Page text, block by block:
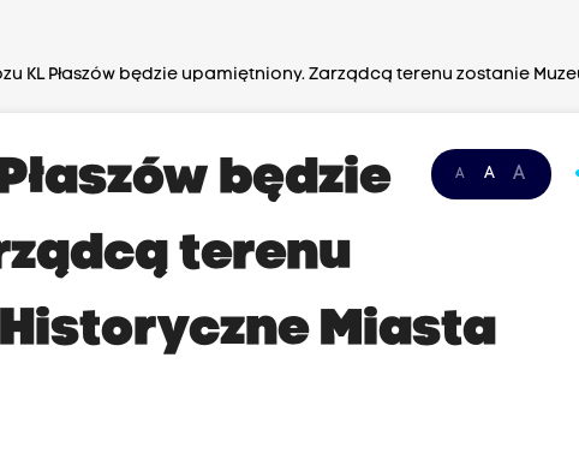
KL Płaszów będzie upamiętniony. Zarządcą terenu zostanie
A A A
będzie
terenu
Miasta